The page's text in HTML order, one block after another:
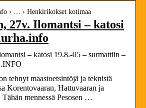
› … › Henkirikokset kotimaa
27v. Ilomantsi – katosi
– katosi 19.8.-05 – surmattiin –
tehnyt maastoetsintöjä ja teknistä
Korentovaaran, Hattuvaaran ja
mennessä Pesosen …